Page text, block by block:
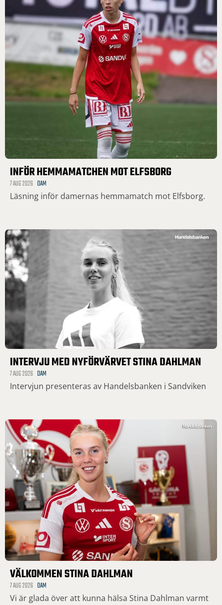
INFÖR HEMMAMATCHEN MOT ELFSBORG
7 AUG 2026 DAM
Läsning inför damernas hemmamatch mot Elfsborg.
INTERVJU MED NYFÖRVÄRVET STINA DAHLMAN
7 AUG 2026 DAM
Intervjun presenteras av Handelsbanken i Sandviken
VÄLKOMMEN STINA DAHLMAN
7 AUG 2026 DAM
Vi är glada över att kunna hälsa Stina Dahlman varmt